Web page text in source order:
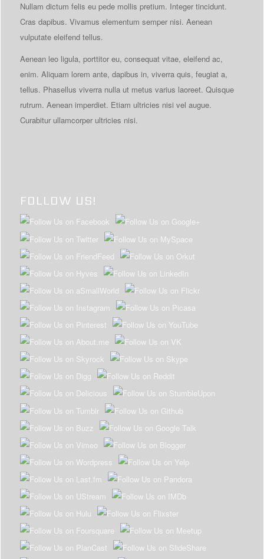
Nullam dictum felis eu pede mollis pretium. Integer tincidunt.
Cras dapibus. Vivamus elementum semper nisi. Aenean
vulputate eleifend tellus.
Aenean leo ligula, porttitor eu, consequat vitae, eleifend ac,
enim. Aliquam lorem ante, dapibus in, viverra quis, feugiat a,
tellus. Phasellus viverra nulla ut metus varius laoreet. Quisque
rutrum. Aenean imperdiet. Etiam ultricies nisi vel augue.
Curabitur ullamcorper ultricies nisi.
FOLLOW US!